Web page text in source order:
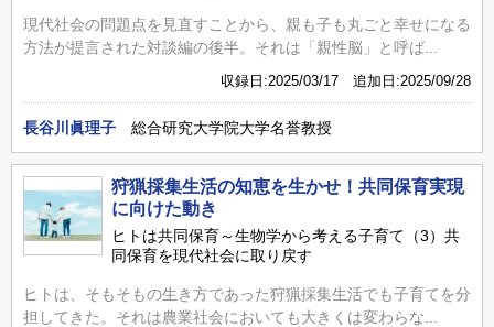
現代社会の問題点を見直すことから、親も子も丸ごと幸せになる
方法が提言された対談編の後半。それは「親性脳」と呼ば...
収録日:2025/03/17 追加日:2025/09/28
長谷川眞理子 総合研究大学院大学名誉教授
狩猟採集生活の知恵を生かせ！共同保育実現
に向けた動き
ヒトは共同保育～生物学から考える子育て（3）共
同保育を現代社会に取り戻す
ヒトは、そもそもの生き方であった狩猟採集生活でも子育てを分
担してきた。それは農業社会においても大きくは変わらな...